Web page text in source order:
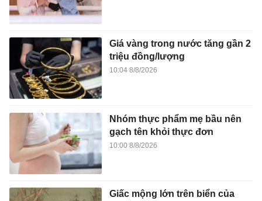
Giá vàng trong nước tăng gần 2
triệu đồng/lượng
10:04 8/8/2026
Nhóm thực phẩm mẹ bầu nên
gạch tên khỏi thực đơn
10:00 8/8/2026
Giấc mộng lớn trên biển của